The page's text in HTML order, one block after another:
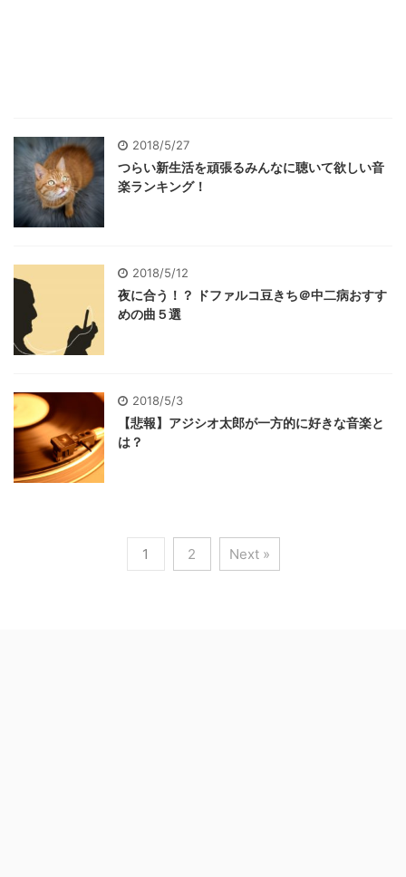
2018/5/27
つらい新生活を頑張るみんなに聴いて欲しい音
楽ランキング！
2018/5/12
夜に合う！？ ドファルコ豆きち＠中二病おすす
めの曲５選
2018/5/3
【悲報】アジシオ太郎が一方的に好きな音楽と
は？
1 2 Next »